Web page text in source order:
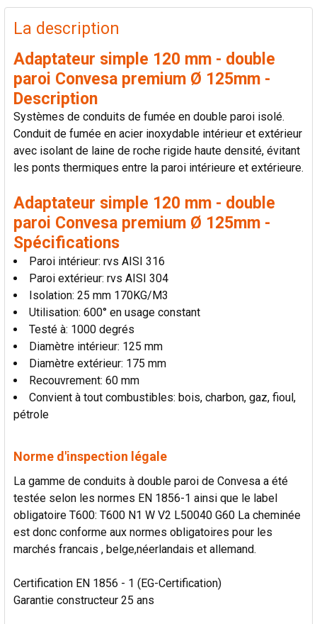
PRODUITS
FRÉQUEMMENT
ACHETÉS
TOUT
SÉLECTIONNER
AJOUTER
LA
SÉLECTION
AU PANIER
La description
Adaptateur simple 120 mm - double
paroi Convesa premium Ø 125mm -
Description
Systèmes de conduits de fumée en double paroi isolé.
Conduit de fumée en acier inoxydable intérieur et extérieur
avec isolant de laine de roche rigide haute densité, évitant
les ponts thermiques entre la paroi intérieure et extérieure.
Adaptateur simple 120 mm - double
paroi Convesa premium Ø 125mm -
Spécifications
Paroi intérieur: rvs AISI 316
Paroi extérieur: rvs AISI 304
Isolation: 25 mm 170KG/M3
Utilisation: 600° en usage constant
Testé à: 1000 degrés
Diamètre intérieur: 125 mm
Diamètre extérieur: 175 mm
Recouvrement: 60 mm
Convient à tout combustibles: bois, charbon, gaz, fioul,
pétrole
Norme d'inspection légale
La gamme de conduits à double paroi de Convesa a été
testée selon les normes EN 1856-1 ainsi que le label
obligatoire T600: T600 N1 W V2 L50040 G60 La cheminée
est donc conforme aux normes obligatoires pour les
marchés francais , belge,néerlandais et allemand.
Certification EN 1856 - 1 (EG-Certification)
Garantie constructeur 25 ans